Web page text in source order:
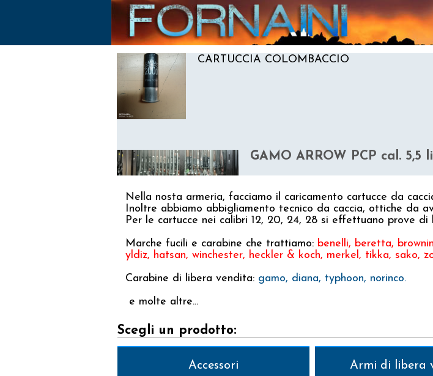
SUPER2000COLOMBACCIO
CARTUCCIA COLOMBACCIO
GAMO ARROW PCP cal. 5,5
GAMO ARROW PCP
BENELLI ARGO CAMUFLAGE
Nella nosta armeria, facciamo il caricamento cartucce da
Inoltre abbiamo abbigliamento tecnico da caccia, ottiche da
Per le cartucce nei calibri 12, 20, 24, 28 si effettuano prove di
Marche fucili e carabine che trattiamo: benelli, beretta,
yldiz, hatsan, winchester, heckler & koch, merkel, tikka, sako,
Carabine di libera vendita: gamo, diana, typhoon, norinco.
e molte altre...
Scegli un prodotto:
Accessori Armi di libera